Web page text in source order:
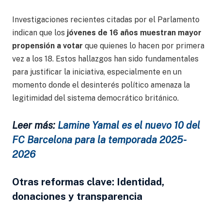
Investigaciones recientes citadas por el Parlamento
indican que los jóvenes de 16 años muestran mayor
propensión a votar que quienes lo hacen por primera
vez a los 18. Estos hallazgos han sido fundamentales
para justificar la iniciativa, especialmente en un
momento donde el desinterés político amenaza la
legitimidad del sistema democrático británico.
Leer más: Lamine Yamal es el nuevo 10 del
FC Barcelona para la temporada 2025-
2026
Otras reformas clave: Identidad,
donaciones y transparencia